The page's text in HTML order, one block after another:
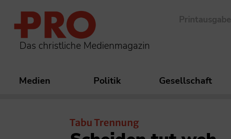
Das christliche Medienmagazin
Printausgabe
Medien Politik Gesellschaft
Tabu Trennung